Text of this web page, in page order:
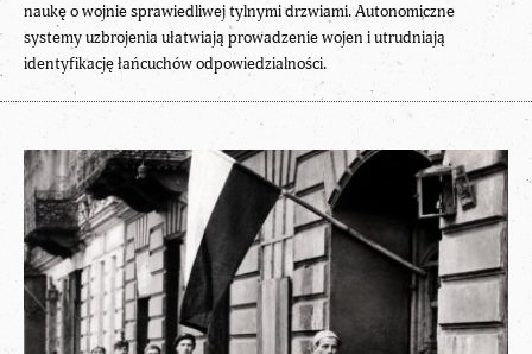
naukę o wojnie sprawiedliwej tylnymi drzwiami. Autonomiczne
systemy uzbrojenia ułatwiają prowadzenie wojen i utrudniają
identyfikację łańcuchów odpowiedzialności.